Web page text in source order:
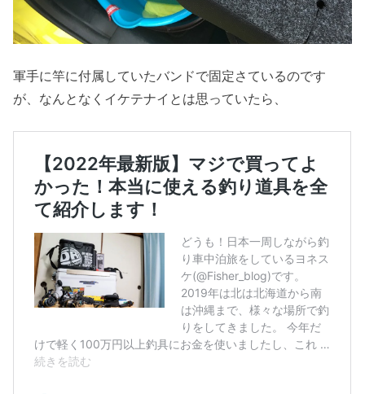
軍手に竿に付属していたバンドで固定さているのです
が、なんとなくイケテナイとは思っていたら、